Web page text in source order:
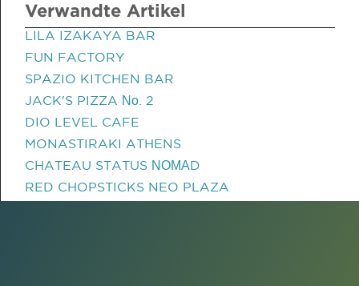
Verwandte Artikel
LILA IZAKAYA BAR
FUN FACTORY
SPAZIO KITCHEN BAR
JACK'S PIZZA Νο. 2
DIO LEVEL CAFE
MONASTIRAKI ATHENS
CHATEAU STATUS ΝΟΜΑD
RED CHOPSTICKS NEO PLAZA